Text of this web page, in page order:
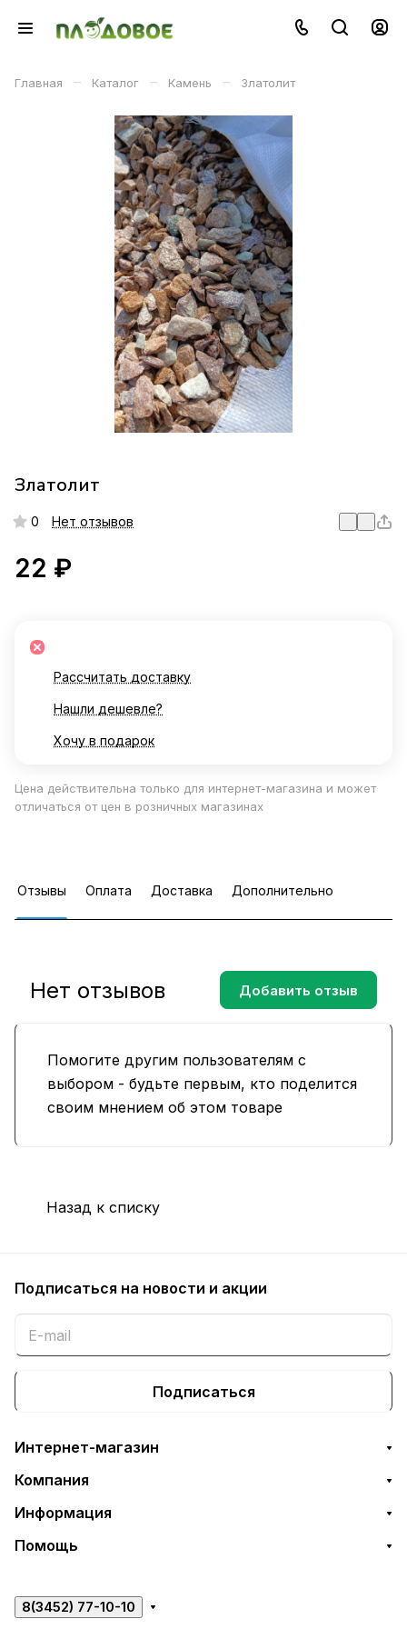
Главная – Каталог – Камень – Златолит
Златолит
0 Нет отзывов
22 ₽
Рассчитать доставку
Нашли дешевле?
Хочу в подарок
Цена действительна только для интернет-магазина и может
отличаться от цен в розничных магазинах
Отзывы Оплата Доставка Дополнительно
Помогите другим пользователям с
выбором - будьте первым, кто поделится
своим мнением об этом товаре
Нет отзывов Добавить отзыв
Назад к списку
Подписаться на новости и акции
Подписаться
Интернет-магазин
Компания
Информация
Помощь
8(3452) 77-10-10